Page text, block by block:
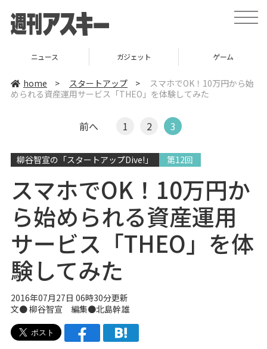
t
o
a
v
ニュース ガジェット ゲーム
home > スタートアップ >
スマホでOK！10万円から始
められる資産運用サービス「THEO」を体験してみた
前へ 1 2 3
柳谷智宣の「スタートアップDive!」 第12回
スマホでOK！10万円か
ら始められる資産運用
サービス「THEO」を体
験してみた
2016年07月27日 06時30分更新
文● 柳谷智宣 編集●北島幹雄